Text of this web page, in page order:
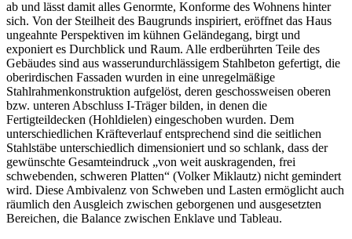
ab und lässt damit alles Genormte, Konforme des Wohnens hinter
sich. Von der Steilheit des Baugrunds inspiriert, eröffnet das Haus
ungeahnte Perspektiven im kühnen Geländegang, birgt und
exponiert es Durchblick und Raum. Alle erdberührten Teile des
Gebäudes sind aus wasserundurchlässigem Stahlbeton gefertigt, die
oberirdischen Fassaden wurden in eine unregelmäßige
Stahlrahmenkonstruktion aufgelöst, deren geschossweisen oberen
bzw. unteren Abschluss I-Träger bilden, in denen die
Fertigteildecken (Hohldielen) eingeschoben wurden. Dem
unterschiedlichen Kräfteverlauf entsprechend sind die seitlichen
Stahlstäbe unterschiedlich dimensioniert und so schlank, dass der
gewünschte Gesamteindruck „von weit auskragenden, frei
schwebenden, schweren Platten“ (Volker Miklautz) nicht gemindert
wird. Diese Ambivalenz von Schweben und Lasten ermöglicht auch
räumlich den Ausgleich zwischen geborgenen und ausgesetzten
Bereichen, die Balance zwischen Enklave und Tableau.